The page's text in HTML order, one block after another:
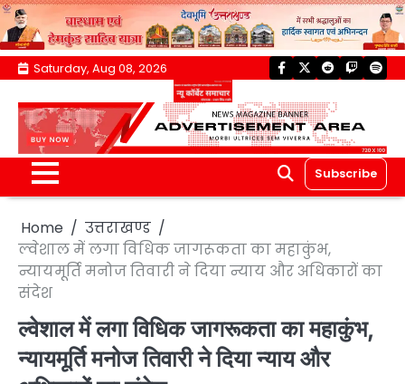
Skip
content
Saturday, Aug 08, 2026 facebook
twitterreddittwitch
Subscribe
Home
उत्तराखण्ड
ल्वेशाल में लगा विधिक जागरूकता का महाकुंभ,
न्यायमूर्ति मनोज तिवारी ने दिया न्याय और अधिकारों का
संदेश
ल्वेशाल में लगा विधिक जागरूकता का महाकुंभ,
न्यायमूर्ति मनोज तिवारी ने दिया न्याय और